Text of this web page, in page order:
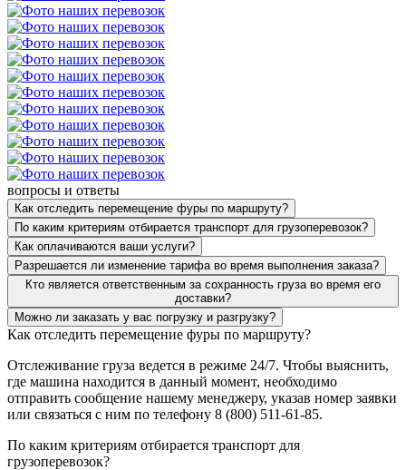
вопросы и ответы
Как отследить перемещение фуры по маршруту?
По каким критериям отбирается транспорт для грузоперевозок?
Как оплачиваются ваши услуги?
Разрешается ли изменение тарифа во время выполнения заказа?
Кто является ответственным за сохранность груза во время его
доставки?
Можно ли заказать у вас погрузку и разгрузку?
Как отследить перемещение фуры по маршруту?
Отслеживание груза ведется в режиме 24/7. Чтобы выяснить,
где машина находится в данный момент, необходимо
отправить сообщение нашему менеджеру, указав номер заявки
или связаться с ним по телефону 8 (800) 511-61-85.
По каким критериям отбирается транспорт для
грузоперевозок?